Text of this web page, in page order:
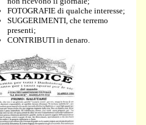
FOTOGRAFIE di qualche interesse;
SUGGERIMENTI, che terremo
presenti;
CONTRIBUTI in denaro.